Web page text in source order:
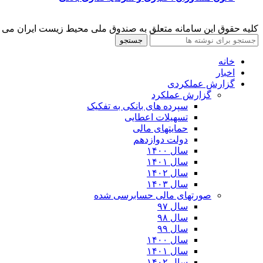
کلیه حقوق این سامانه متعلق به صندوق ملی محیط زیست ایران می
جستجو
خانه
اخبار
گزارش عملکردی
گزارش عملکرد
سپرده های بانکی به تفکیک
تسهیلات اعطایی
حمایتهای مالی
دولت دوازدهم
سال ۱۴۰۰
سال ۱۴۰۱
سال ۱۴۰۲
سال ۱۴۰۳
صورتهای مالی حسابرسی شده
سال ۹۷
سال ۹۸
سال ۹۹
سال ۱۴۰۰
سال ۱۴۰۱